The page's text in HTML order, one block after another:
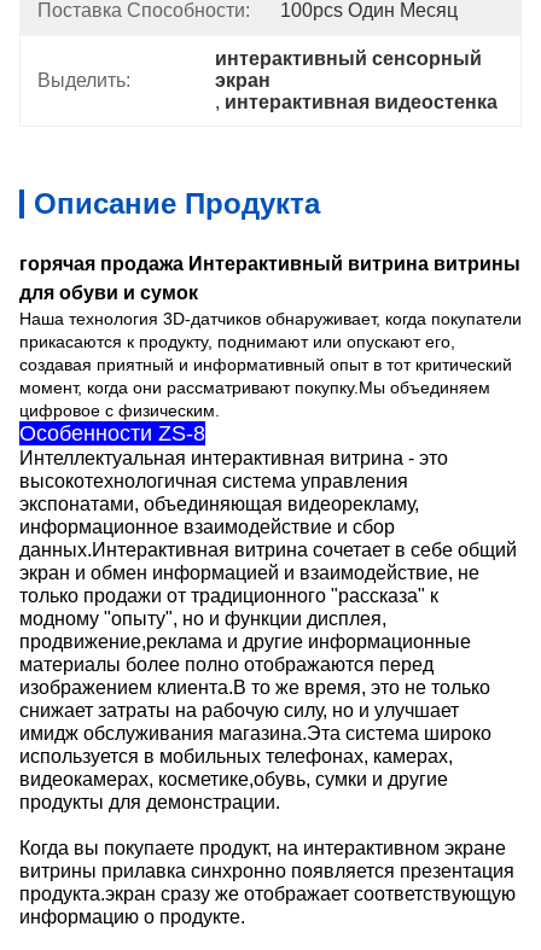
Поставка Способности: 100pcs Один Месяц
Выделить:
интерактивный сенсорный
экран
, интерактивная видеостенка
Описание Продукта
горячая продажа Интерактивный витрина витрины
для обуви и сумок
Наша технология 3D-датчиков обнаруживает, когда покупатели
прикасаются к продукту, поднимают или опускают его,
создавая приятный и информативный опыт в тот критический
момент, когда они рассматривают покупку.Мы объединяем
цифровое с физическим.
Особенности ZS-8
Интеллектуальная интерактивная витрина - это
высокотехнологичная система управления
экспонатами, объединяющая видеорекламу,
информационное взаимодействие и сбор
данных.Интерактивная витрина сочетает в себе общий
экран и обмен информацией и взаимодействие, не
только продажи от традиционного "рассказа" к
модному "опыту", но и функции дисплея,
продвижение,реклама и другие информационные
материалы более полно отображаются перед
изображением клиента.В то же время, это не только
снижает затраты на рабочую силу, но и улучшает
имидж обслуживания магазина.Эта система широко
используется в мобильных телефонах, камерах,
видеокамерах, косметике,обувь, сумки и другие
продукты для демонстрации.
Когда вы покупаете продукт, на интерактивном экране
витрины прилавка синхронно появляется презентация
продукта.экран сразу же отображает соответствующую
информацию о продукте.